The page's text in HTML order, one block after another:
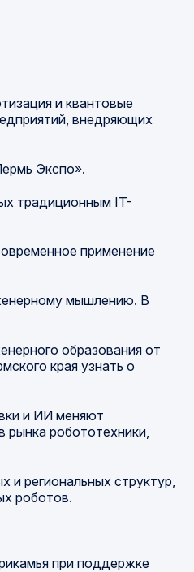
и квантовые
внедряющих
Экспо».
традиционным IT-
применение
мышлению. В
образования от
края узнать о
и ИИ меняют
робототехники,
и региональных структур,
роботов.
при поддержке